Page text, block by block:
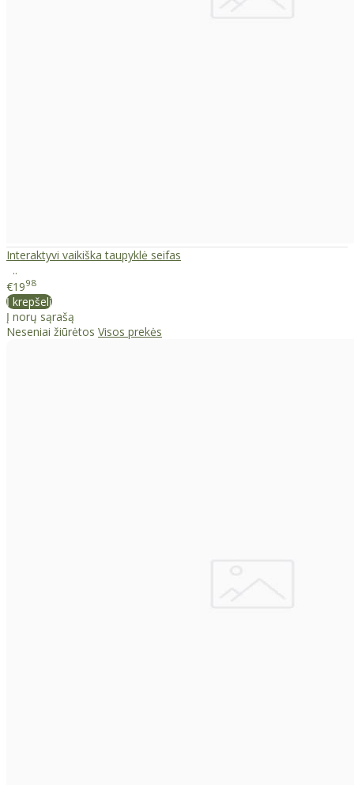
Interaktyvi vaikiška taupyklė seifas
..
€1998
Į krepšelį
Į norų sąrašą
Neseniai žiūrėtos Visos prekės